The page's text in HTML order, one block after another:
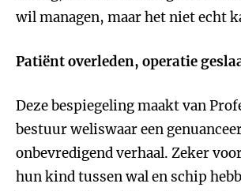
wil managen, maar het niet echt
Patiënt overleden, operatie
Deze bespiegeling maakt van
bestuur weliswaar een
onbevredigend verhaal. Zeker
hun kind tussen wal en schip